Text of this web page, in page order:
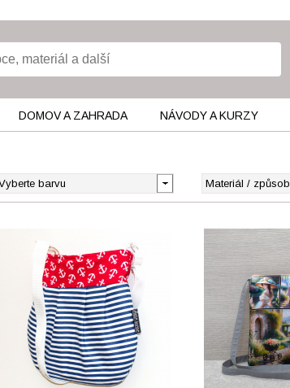
DOMOV A ZAHRADA NÁVODY A KURZY